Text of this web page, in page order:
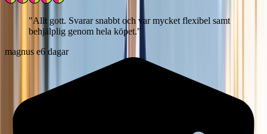
"Allt gott. Svarar snabbt och var mycket flexibel samt
behjälplig genom hela köpet."
magnus e6 dagar